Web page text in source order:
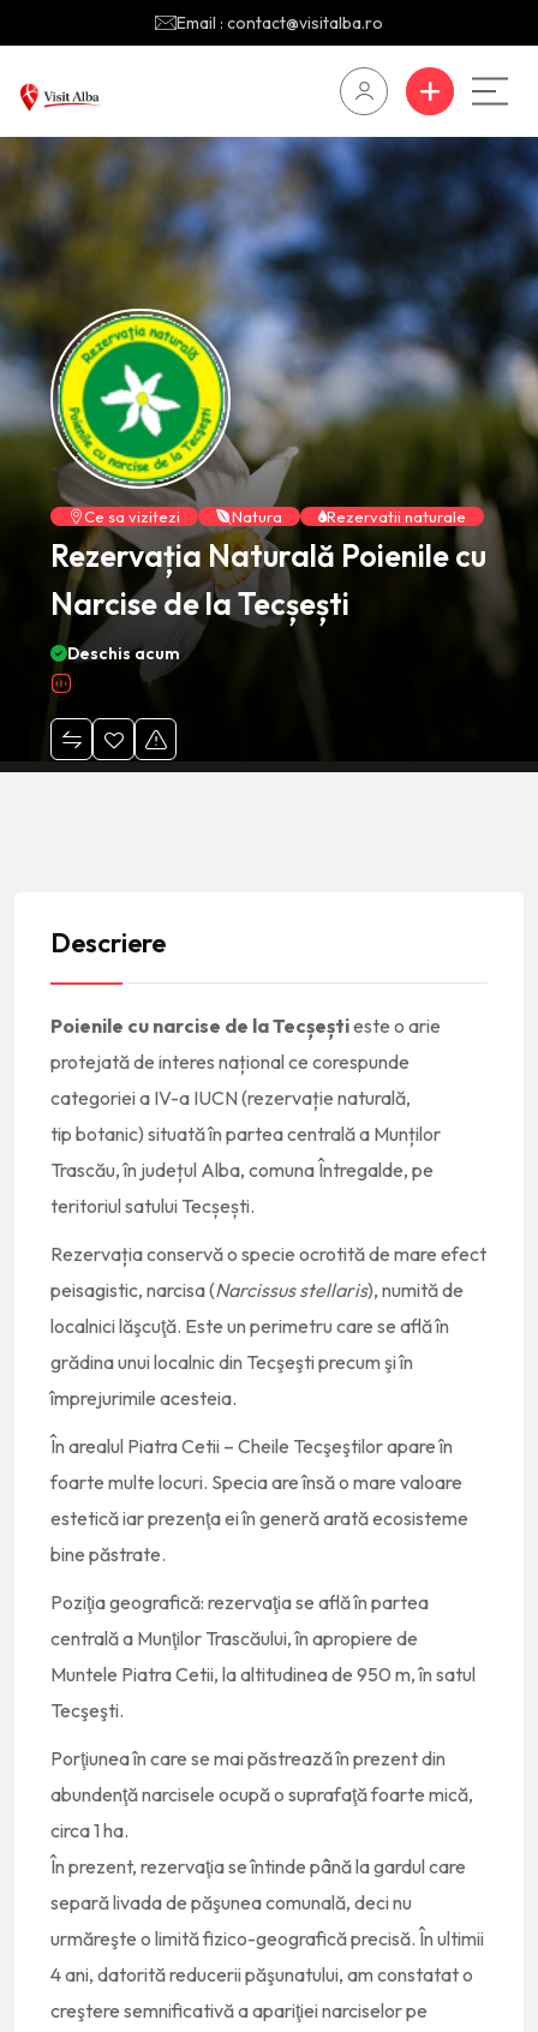
Email : contact@visitalba.ro
Ce sa vizitezi Natura Rezervatii naturale
Rezervația Naturală Poienile cu
Narcise de la Tecșești
Deschis acum
Descriere
Poienile cu narcise de la Tecșeștieste o arie
protejată de interes național ce corespunde
categoriei a IV-a IUCN (rezervație naturală,
tip botanic) situată în partea centrală a Munților
Trascău, în județul Alba, comuna Întregalde, pe
teritoriul satului Tecșești.
Rezervația conservă o specie ocrotită de mare efect
peisagistic, narcisa (Narcissus stellaris), numită de
localnici lăşcuţă. Este un perimetru care se află în
grădina unui localnic din Tecşeşti precum şi în
împrejurimile acesteia.
În arealul Piatra Cetii – Cheile Tecşeştilor apare în
foarte multe locuri. Specia are însă o mare valoare
estetică iar prezenţa ei în generă arată ecosisteme
bine păstrate.
Poziţia geografică: rezervaţia se află în partea
centrală a Munţilor Trascăului, în apropiere de
Muntele Piatra Cetii, la altitudinea de 950 m, în satul
Tecşeşti.
Porţiunea în care se mai păstrează în prezent din
abundenţă narcisele ocupă o suprafaţă foarte mică,
circa 1 ha.
În prezent, rezervaţia se întinde până la gardul care
separă livada de păşunea comunală, deci nu
urmăreşte o limită fizico-geografică precisă. În ultimii
4 ani, datorită reducerii păşunatului, am constatat o
creştere semnificativă a apariţiei narciselor pe